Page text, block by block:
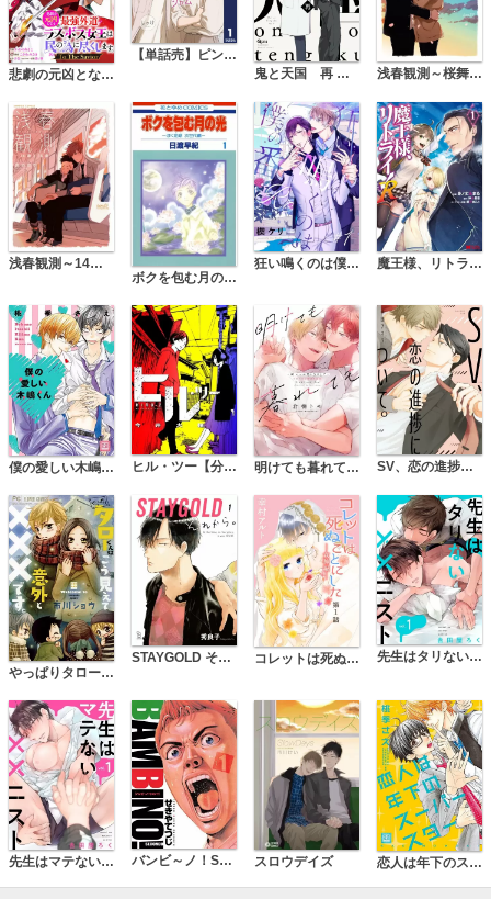
悲劇の元凶となる最強外道ラスボス女王は民の為に尽くします。 To The Savior 【連載版】
【単話売】ピンクハートジャム beat
鬼と天国 再 【電子限定特典付き】
浅春観測～桜舞う君と～
浅春観測～14歳と16歳～ 【電子限定特典付き】
ボクを包む月の光 －ぼく地球(タマ)次世代編－
狂い鳴くのは僕の番 :Re 魔王様、リトライ！R(コミック)
僕の愛しい木嶋くん ヒル・ツー【分冊版】 明けても暮れても -続 いつか恋になるまで-【単行本版】 SV、恋の進捗について。
やっぱりタローくんはこう見えて意外と×××です。
STAYGOLD それから。 コレットは死ぬことにした―女神編―［1話売り］ 先生はタリない××ニスト【単話版】
先生はマテない××ニスト【単話版】 バンビ～ノ！SECONDO スロウデイズ 恋人は年下のスーパースター